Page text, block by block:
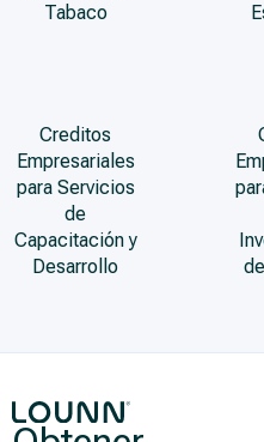
Tabaco
Creditos
Empresariales
para Servicios
de
Capacitación y
Desarrollo